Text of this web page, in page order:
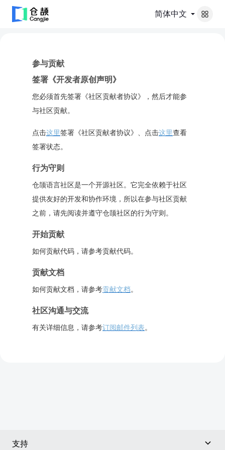
简体中文
参与贡献
签署《开发者原创声明》
您必须首先签署《社区贡献者协议》，然后才能参
与社区贡献。
点击这里签署《社区贡献者协议》、点击这里查看
签署状态。
行为守则
仓颉语言社区是一个开源社区。它完全依赖于社区
提供友好的开发和协作环境，所以在参与社区贡献
之前，请先阅读并遵守仓颉社区的行为守则。
开始贡献
如何贡献代码，请参考贡献代码。
贡献文档
如何贡献文档，请参考贡献文档。
社区沟通与交流
有关详细信息，请参考订阅邮件列表。
支持